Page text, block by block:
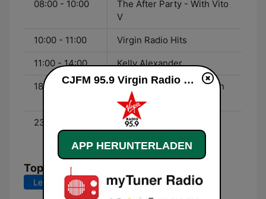
08:00 - 10:00
The After Party - With Vito
V
10:00 - 11:00 Virgin Radio Hits
11:00 - 14:00 Kelly Alexander
18:00 - 23:00
The Weekend Vibe - With
Adam Dormez-vous
23:00 - 03:00
The House Party - With
Top-Songs
Letzte 7 Tage Letzte 30 Tage
CJFM 95.9 Virgin Radio Montreal live
APP HERUNTERLADEN